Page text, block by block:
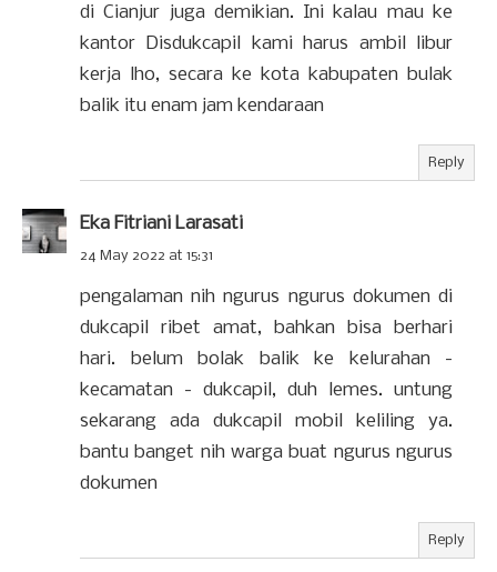
di Cianjur juga demikian. Ini kalau mau ke
kantor Disdukcapil kami harus ambil libur
kerja lho, secara ke kota kabupaten bulak
balik itu enam jam kendaraan
Reply
Eka Fitriani Larasati
24 May 2022 at 15:31
pengalaman nih ngurus ngurus dokumen di
dukcapil ribet amat, bahkan bisa berhari
hari. belum bolak balik ke kelurahan -
kecamatan - dukcapil, duh lemes. untung
sekarang ada dukcapil mobil keliling ya.
bantu banget nih warga buat ngurus ngurus
dokumen
Reply